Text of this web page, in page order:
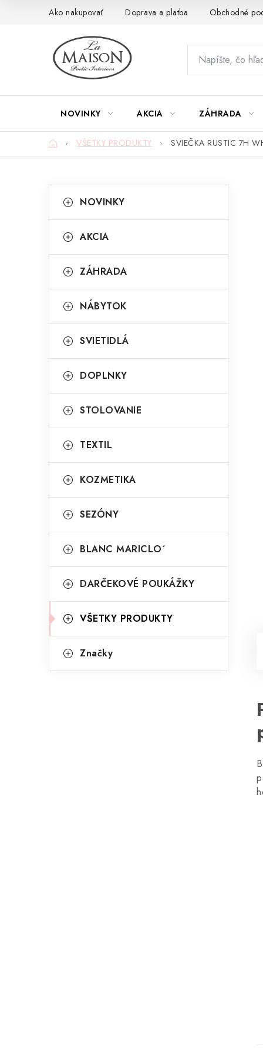
Ako nakupovať Doprava a platba Obchodné
NOVINKY AKCIA ZÁHRADA
DomovVŠETKY PRODUKTY SVIEČKA RUSTIC 7H
o
n
ý
a
n
l
kategórie
a
e
ó
i
NOVINKY
AKCIA
ZÁHRADA
NÁBYTOK
SVIETIDLÁ
DOPLNKY
STOLOVANIE
TEXTIL
KOZMETIKA
SEZÓNY
BLANC MARICLO´
DARČEKOVÉ POUKÁŽKY
VŠETKY PRODUKTY
Značky